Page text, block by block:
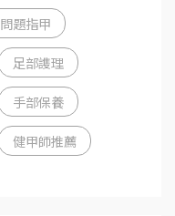
問題指甲
足部謢理
手部保養
健甲師推薦